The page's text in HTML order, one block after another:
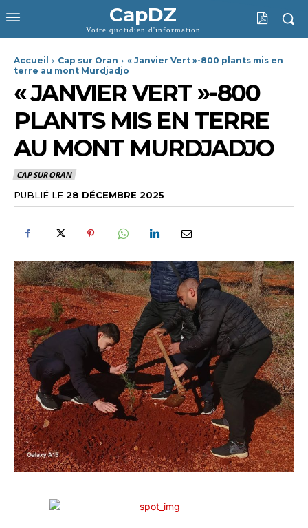
CapDZ
Votre quotidien d'information
Accueil Cap sur Oran
« Janvier Vert »-800 plants mis en
terre au mont Murdjadjo
« JANVIER VERT »-800
PLANTS MIS EN TERRE
AU MONT MURDJADJO
CAP SUR ORAN
PUBLIÉ LE 28 DÉCEMBRE 2025